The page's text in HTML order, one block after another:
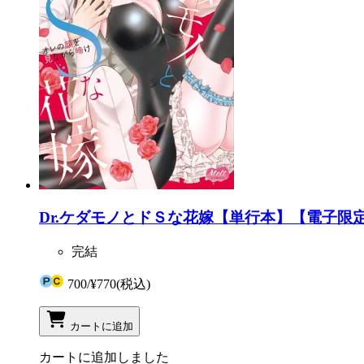
Dr.ケダモノとドＳな花嫁【単行本】【電子限
完結
700/¥770(税込)
カートに追加
カートに追加しました